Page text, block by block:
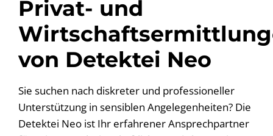
Privat- und
von Detektei Neo
Sie suchen nach diskreter und professioneller
Unterstützung in sensiblen Angelegenheiten? Die
Detektei Neo ist Ihr erfahrener Ansprechpartner